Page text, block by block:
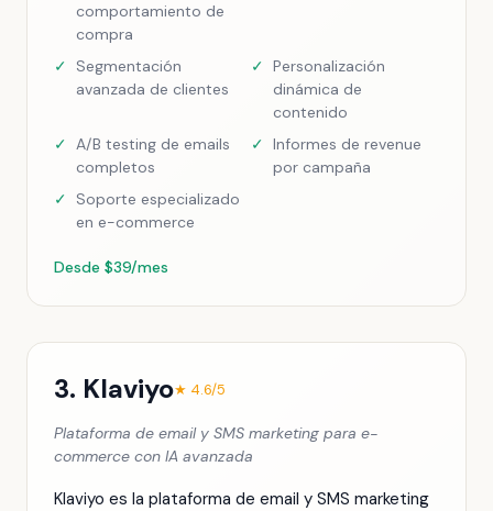
comportamiento de
compra
✓
Segmentación
avanzada de clientes
✓ Personalización
dinámica de
contenido
✓ A/B testing de emails
completos
✓ Informes de revenue
por campaña
✓
Soporte especializado
en e-commerce
Desde $39/mes
3. Klaviyo★ 4.6/5
Plataforma de email y SMS marketing para e-
commerce con IA avanzada
Klaviyo es la plataforma de email y SMS marketing